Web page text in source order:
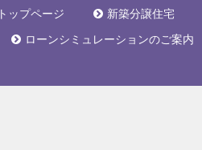
トップページ 新築分譲住宅
ローンシミュレーションのご案内